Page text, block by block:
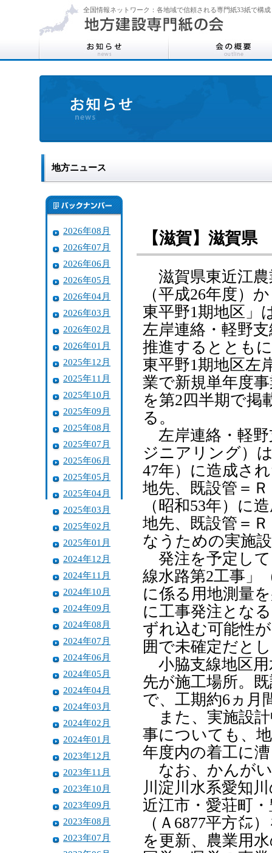
全国情報ネットワーク：各地域で信頼される専門紙33紙で構成
地方ニュース
2026年08月
2026年07月
2026年06月
2026年05月
2026年04月
2026年03月
2026年02月
2026年01月
2025年12月
2025年11月
2025年10月
2025年09月
2025年08月
2025年07月
2025年06月
2025年05月
2025年04月
2025年03月
2025年02月
2025年01月
2024年12月
2024年11月
2024年10月
2024年09月
2024年08月
2024年07月
2024年06月
2024年05月
2024年04月
2024年03月
2024年02月
2024年01月
2023年12月
2023年11月
2023年10月
2023年09月
2023年08月
2023年07月
【滋賀】滋賀
滋賀県東近江農
（平成26年度）
東平野1期地区」
左岸連絡・軽野
推進するととも
東平野1期地区左
業で新規単年度
を第2四半期で掲
る。
左岸連絡・軽野
ジニアリング）
47年）に造成さ
地先、既設管＝
（昭和53年）に
地先、既設管＝
なうための実施
発注を予定して
線水路第2工事」
に係る用地測量
に工事発注とな
ずれ込む可能性
囲で未確定だと
小脇支線地区用
先が施工場所。
で、工期約6ヵ月
また、実施設計
事についても、
年度内の着工に
なお、かんがい
川淀川水系愛知
近江市・愛荘町
（Ａ6877平方㍍
を更新、農業用